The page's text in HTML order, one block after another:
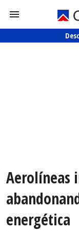
Aerolíneas
energética